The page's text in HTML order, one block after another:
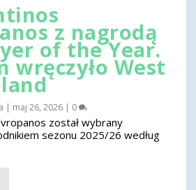
z nagrodą
of the Year.
wręczyło West
| maj 26, 2026 | 0
został wybrany
sezonu 2025/26 według